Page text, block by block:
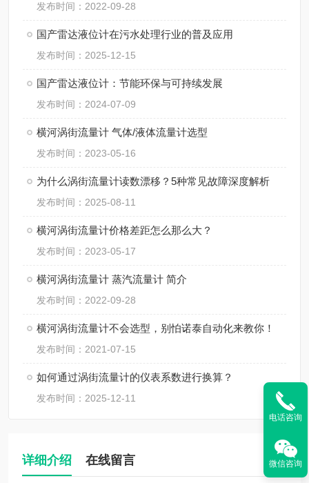
发布时间：2022-09-28
国产雷达液位计在污水处理行业的普及应用
发布时间：2025-12-15
国产雷达液位计：节能环保与可持续发展
发布时间：2024-07-09
横河涡街流量计 气体/液体流量计选型
发布时间：2023-05-16
为什么涡街流量计读数漂移？5种常见故障深度解析
发布时间：2025-08-11
横河涡街流量计价格差距怎么那么大？
发布时间：2023-05-17
横河涡街流量计 蒸汽流量计 简介
发布时间：2022-09-28
横河涡街流量计不会选型，别怕诺泰自动化来教你！
发布时间：2021-07-15
如何通过涡街流量计的仪表系数进行换算？
发布时间：2025-12-11
详细介绍 在线留言
电话咨询
微信咨询